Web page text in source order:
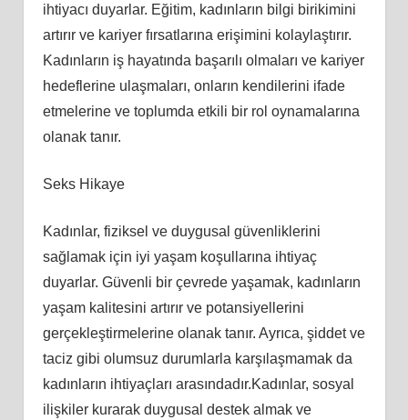
ihtiyacı duyarlar. Eğitim, kadınların bilgi birikimini
artırır ve kariyer fırsatlarına erişimini kolaylaştırır.
Kadınların iş hayatında başarılı olmaları ve kariyer
hedeflerine ulaşmaları, onların kendilerini ifade
etmelerine ve toplumda etkili bir rol oynamalarına
olanak tanır.
Seks Hikaye
Kadınlar, fiziksel ve duygusal güvenliklerini
sağlamak için iyi yaşam koşullarına ihtiyaç
duyarlar. Güvenli bir çevrede yaşamak, kadınların
yaşam kalitesini artırır ve potansiyellerini
gerçekleştirmelerine olanak tanır. Ayrıca, şiddet ve
taciz gibi olumsuz durumlarla karşılaşmamak da
kadınların ihtiyaçları arasındadır.Kadınlar, sosyal
ilişkiler kurarak duygusal destek almak ve